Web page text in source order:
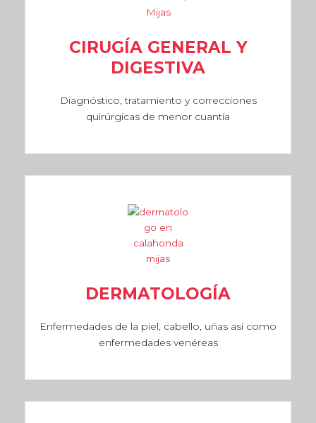
CIRUGÍA GENERAL Y
DIGESTIVA
Diagnóstico, tratamiento y correcciones
quirúrgicas de menor cuantía
DERMATOLOGÍA
Enfermedades de la piel, cabello, uñas así como
enfermedades venéreas